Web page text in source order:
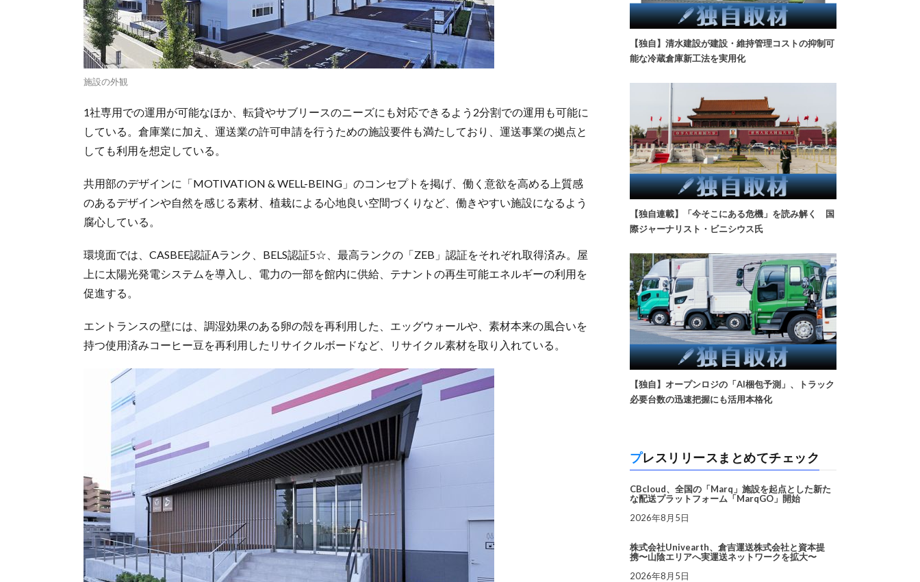
施設の外観
1社専用での運用が可能なほか、転貸やサブリースのニーズにも対応できるよう2分割での運用も可能に
している。倉庫業に加え、運送業の許可申請を行うための施設要件も満たしており、運送事業の拠点と
しても利用を想定している。
共用部のデザインに「MOTIVATION & WELL-BEING」のコンセプトを掲げ、働く意欲を高める上質感
のあるデザインや自然を感じる素材、植栽による心地良い空間づくりなど、働きやすい施設になるよう
腐心している。
環境面では、CASBEE認証Aランク、BELS認証5☆、最高ランクの「ZEB」認証をそれぞれ取得済み。屋
上に太陽光発電システムを導入し、電力の一部を館内に供給、テナントの再生可能エネルギーの利用を
促進する。
エントランスの壁には、調湿効果のある卵の殻を再利用した、エッグウォールや、素材本来の風合いを
持つ使用済みコーヒー豆を再利用したリサイクルボードなど、リサイクル素材を取り入れている。
【独自】清水建設が建設・維持管理コストの抑制可
能な冷蔵倉庫新工法を実用化
【独自連載】「今そこにある危機」を読み解く 国
際ジャーナリスト・ビニシウス氏
【独自】オープンロジの「AI梱包予測」、トラック
必要台数の迅速把握にも活用本格化
プレスリリースまとめてチェック
CBcloud、全国の「Marq」施設を起点とした新た
な配送プラットフォーム「MarqGO」開始
2026年8月5日
株式会社Univearth、倉吉運送株式会社と資本提
携〜山陰エリアへ実運送ネットワークを拡大〜
2026年8月5日